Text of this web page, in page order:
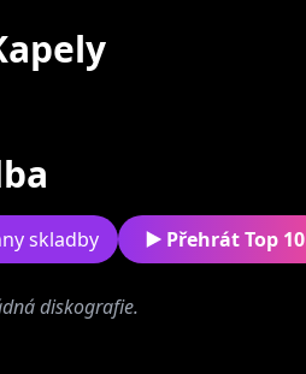
skladby Přehrát Top 10
diskografie.